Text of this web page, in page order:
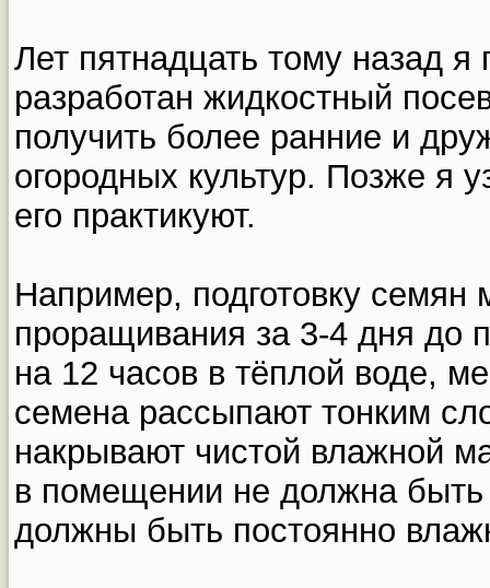
Лет пятнадцать тому назад я
разработан жидкостный
получить более ранние и
огородных культур. Позже я
его практикуют.
Например, подготовку семян
проращивания за 3-4 дня до
на 12 часов в тёплой воде,
семена рассыпают тонким
накрывают чистой влажной
в помещении не должна
должны быть постоянно